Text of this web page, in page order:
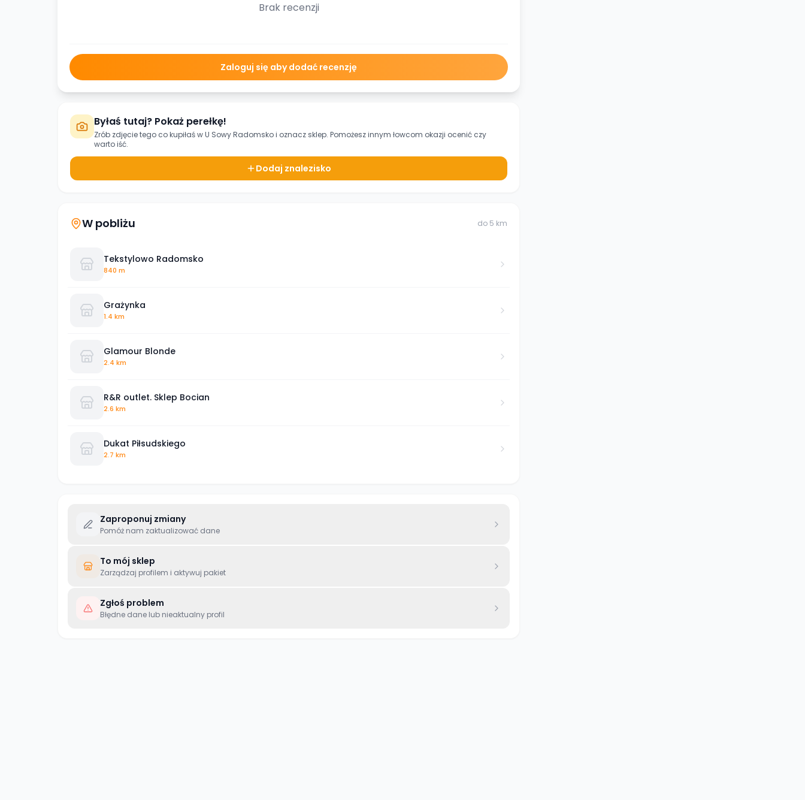
Brak recenzji
Zaloguj się aby dodać recenzję
Byłaś tutaj? Pokaż perełkę!
Zrób zdjęcie tego co kupiłaś wU Sowy Radomskoi oznacz sklep. Pomożesz innym łowcom okazji ocenić czy
warto iść.
Dodaj znalezisko
W pobliżu do 5 km
Tekstylowo Radomsko
840 m
Grażynka
1.4 km
Glamour Blonde
2.4 km
R&R outlet. Sklep Bocian
2.6 km
Dukat Piłsudskiego
2.7 km
Zaproponuj zmiany
Pomóż nam zaktualizować dane
To mój sklep
Zarządzaj profilem i aktywuj pakiet
Zgłoś problem
Błędne dane lub nieaktualny profil